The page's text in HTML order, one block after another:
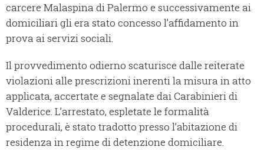
carcere Malaspina di Palermo e successivamente ai
domiciliari gli era stato concesso l’affidamento in
prova ai servizi sociali.
Il provvedimento odierno scaturisce dalle reiterate
violazioni alle prescrizioni inerenti la misura in atto
applicata, accertate e segnalate dai Carabinieri di
Valderice. L’arrestato, espletate le formalità
procedurali, è stato tradotto presso l’abitazione di
residenza in regime di detenzione domiciliare.